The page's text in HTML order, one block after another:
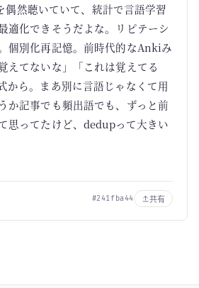
然聴いていて、統計で言語学習
適化できそうだよな。リピテーシ
個別化再記憶。前時代的なAnkiみ
えてないな」「これは覚えてる
から。まあ別に言語じゃなくて用
か記事でも頻出語でも、ずっと前
思ってたけど、dedupって大きい
#241fba44 共有